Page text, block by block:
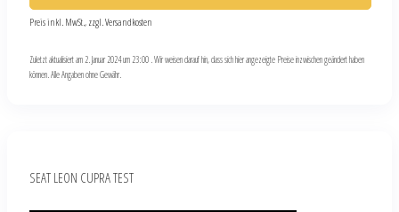
Preis inkl. MwSt., zzgl. Versandkosten
Zuletzt aktualisiert am 2. Januar 2024 um 23:00 . Wir weisen darauf hin, dass sich hier angezeigte Preise inzwischen geändert haben
können. Alle Angaben ohne Gewähr.
SEAT LEON CUPRA TEST